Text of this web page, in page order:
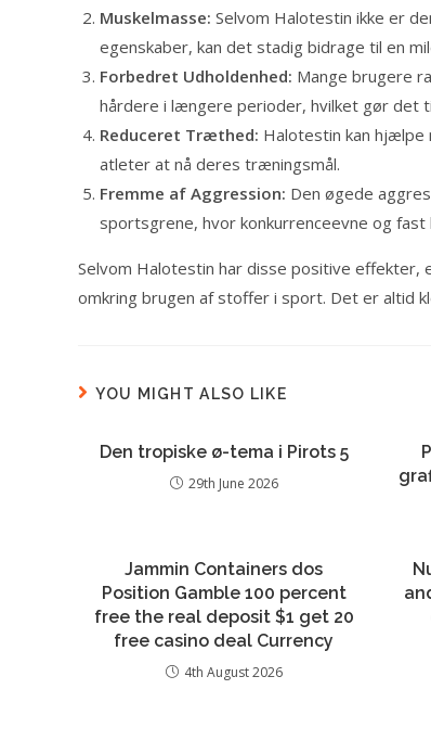
Muskelmasse: Selvom Halotestin ikke er
egenskaber, kan det stadig bidrage til en
Forbedret Udholdenhed: Mange brugere
hårdere i længere perioder, hvilket gør det
Reduceret Træthed: Halotestin kan
atleter at nå deres træningsmål.
Fremme af Aggression: Den øgede
sportsgrene, hvor konkurrenceevne og
Selvom Halotestin har disse positive effekter,
omkring brugen af stoffer i sport. Det er altid
YOU MIGHT ALSO LIKE
Den tropiske ø-tema i Pirots 5
29th June 2026
Jammin Containers dos
Position Gamble 100 percent
free the real deposit $1 get 20
free casino deal Currency
4th August 2026